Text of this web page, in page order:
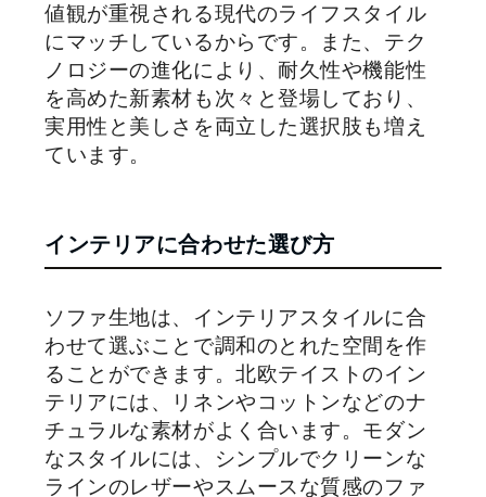
値観が重視される現代のライフスタイル
にマッチしているからです。また、テク
ノロジーの進化により、耐久性や機能性
を高めた新素材も次々と登場しており、
実用性と美しさを両立した選択肢も増え
ています。
インテリアに合わせた選び方
ソファ生地は、インテリアスタイルに合
わせて選ぶことで調和のとれた空間を作
ることができます。北欧テイストのイン
テリアには、リネンやコットンなどのナ
チュラルな素材がよく合います。モダン
なスタイルには、シンプルでクリーンな
ラインのレザーやスムースな質感のファ